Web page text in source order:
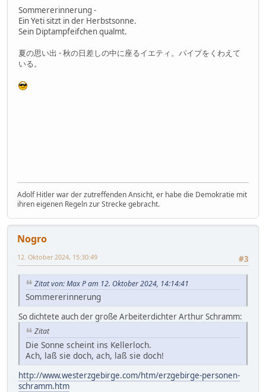
Sommererinnerung -
Ein Yeti sitzt in der Herbstsonne.
Sein Diptampfeifchen qualmt.
夏の思い出 - 秋の日差しの中に座るイエティ。パイプをくわえて
いる。
Adolf Hitler war der zutreffenden Ansicht, er habe die Demokratie mit
ihren eigenen Regeln zur Strecke gebracht.
Nogro
#3
12. Oktober 2024, 15:30:49
Zitat von: Max P am 12. Oktober 2024, 14:14:41
Sommererinnerung
So dichtete auch der große Arbeiterdichter Arthur Schramm:
Zitat
Die Sonne scheint ins Kellerloch.
Ach, laß sie doch, ach, laß sie doch!
http://www.westerzgebirge.com/htm/erzgebirge-personen-
schramm.htm